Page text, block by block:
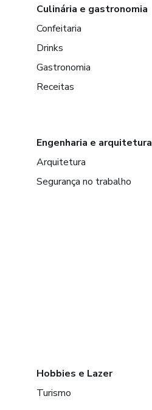
Culinária e gastronomia
Confeitaria
Drinks
Gastronomia
Receitas
Engenharia e arquitetura
Arquitetura
Segurança no trabalho
Hobbies e Lazer
Turismo